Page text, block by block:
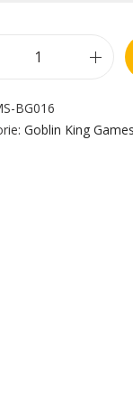
BG016
Goblin King Games